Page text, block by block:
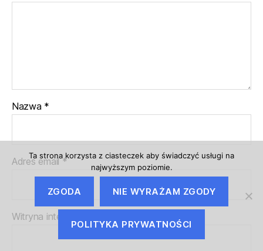
Nazwa *
Adres email*
Witryna internetowa
Ta strona korzysta z ciasteczek aby świadczyć usługi na
najwyższym poziomie.
ZGODA NIE WYRAŻAM ZGODY
POLITYKA PRYWATNOŚCI